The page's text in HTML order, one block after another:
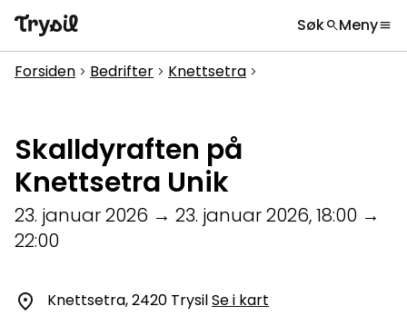
SøksearchMenymenu
globe
Overnatting
Handel
Spisesteder
Service
Kalender
Hva leter du etter?
Forsiden chevron_right Bedrifter chevron_right Knettsetra chevron_right
Skalldyraften på
Knettsetra Unik
23. januar 2026 → 23. januar 2026,18:00 →
22:00
Knettsetra, 2420 TrysilSe i kart